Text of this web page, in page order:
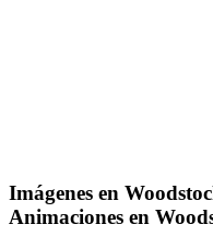
Imágenes en
Animaciones en